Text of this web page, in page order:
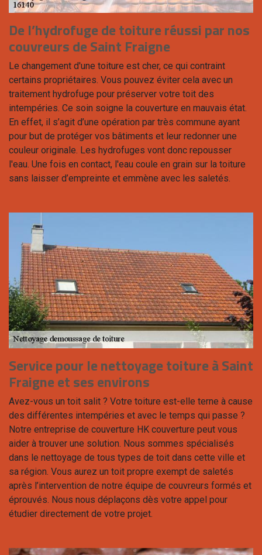
De l’hydrofuge de toiture réussi par nos
couvreurs de Saint Fraigne
Le changement d'une toiture est cher, ce qui contraint
certains propriétaires. Vous pouvez éviter cela avec un
traitement hydrofuge pour préserver votre toit des
intempéries. Ce soin soigne la couverture en mauvais état.
En effet, il s’agit d’une opération par très commune ayant
pour but de protéger vos bâtiments et leur redonner une
couleur originale. Les hydrofuges vont donc repousser
l'eau. Une fois en contact, l'eau coule en grain sur la toiture
sans laisser d’empreinte et emmène avec les saletés.
Service pour le nettoyage toiture à Saint
Fraigne et ses environs
Avez-vous un toit salit ? Votre toiture est-elle terne à cause
des différentes intempéries et avec le temps qui passe ?
Notre entreprise de couverture HK couverture peut vous
aider à trouver une solution. Nous sommes spécialisés
dans le nettoyage de tous types de toit dans cette ville et
sa région. Vous aurez un toit propre exempt de saletés
après l’intervention de notre équipe de couvreurs formés et
éprouvés. Nous nous déplaçons dès votre appel pour
étudier directement de votre projet.